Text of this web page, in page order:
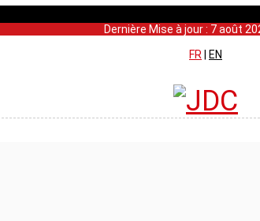
Dernière Mise à jour : 7 août
FR
EN